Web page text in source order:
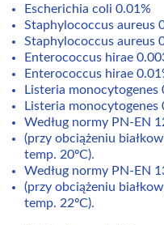
Escherichia coli 0.01%
Staphylococcus aureus
Staphylococcus aureus
Enterococcus hirae
Enterococcus hirae
Listeria monocytogenes
Listeria monocytogenes
Według normy PN-EN
(przy obciążeniu
temp. 20ºC).
Według normy PN-EN
(przy obciążeniu
temp. 22ºC).